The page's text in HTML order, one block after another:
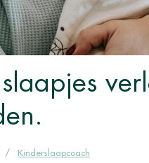
/ Kinderslaapcoach